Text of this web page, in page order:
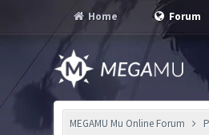
Home Forum
MEGAMU Mu Online Forum